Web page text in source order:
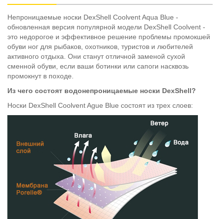
Непроницаемые носки DexShell Coolvent Aqua Blue -
обновленная версия популярной модели DexShell Coolvent -
это недорогое и эффективное решение проблемы промокшей
обуви ног для рыбаков, охотников, туристов и любителей
активного отдыха. Они станут отличной заменой сухой
сменной обуви, если ваши ботинки или сапоги насквозь
промокнут в походе.
Из чего состоят водонепроницаемые носки DexShell?
Носки DexShell Coolvent Ague Blue состоят из трех слоев: